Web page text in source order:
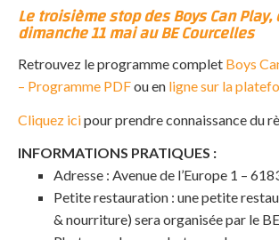
Le troisième stop des Boys Can Play,
dimanche 11 mai au BE Courcelles
Retrouvez le programme complet Boys
– Programme PDFou en ligne sur la
Cliquez icipour prendre connaissance du
INFORMATIONS PRATIQUES :
Adresse : Avenue de l’Europe 1 –
Petite restauration : une petite
& nourriture) sera organisée par le